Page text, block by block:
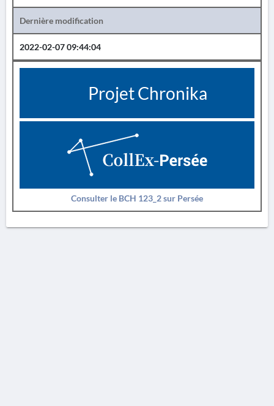
Dernière modification
2022-02-07 09:44:04
Projet Chronika
Consulter le BCH 123_2 sur Persée